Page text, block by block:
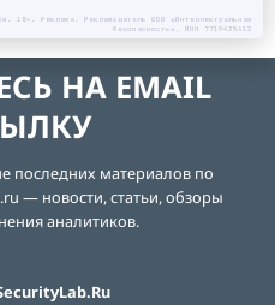
18+. Реклама. Рекламодатель ООО «Интеллектуальная
безопасность», ИНН 7719435412
НА EMAIL
последних материалов по
— новости, статьи, обзоры
аналитиков.